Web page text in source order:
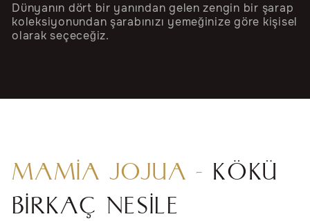
Dünyanın dört bir yanından gelen zengin bir şarap
koleksiyonundan şarabınızı yemeğinize göre kişisel
olarak seçeceğiz.
MAMIA JOJUA - KÖKÜ
BIRKAÇ NESILE